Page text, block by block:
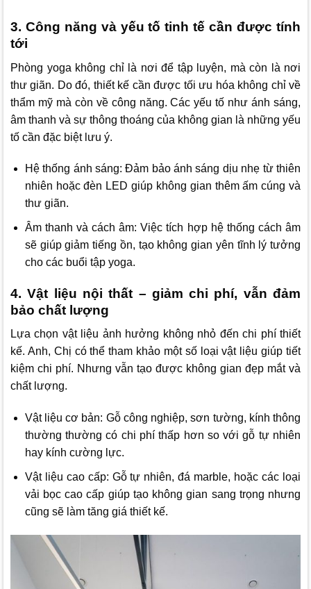
3. Công năng và yếu tố tinh tế cần được tính
tới
Phòng yoga không chỉ là nơi để tập luyện, mà còn là nơi
thư giãn. Do đó, thiết kế cần được tối ưu hóa không chỉ về
thẩm mỹ mà còn về công năng. Các yếu tố như ánh sáng,
âm thanh và sự thông thoáng của không gian là những yếu
tố cần đặc biệt lưu ý.
Hệ thống ánh sáng: Đảm bảo ánh sáng dịu nhẹ từ thiên
nhiên hoặc đèn LED giúp không gian thêm ấm cúng và
thư giãn.
Âm thanh và cách âm: Việc tích hợp hệ thống cách âm
sẽ giúp giảm tiếng ồn, tạo không gian yên tĩnh lý tưởng
cho các buổi tập yoga.
4. Vật liệu nội thất – giảm chi phí, vẫn đảm
bảo chất lượng
Lựa chọn vật liệu ảnh hưởng không nhỏ đến chi phí thiết
kế. Anh, Chị có thể tham khảo một số loại vật liệu giúp tiết
kiệm chi phí. Nhưng vẫn tạo được không gian đẹp mắt và
chất lượng.
Vật liệu cơ bản: Gỗ công nghiệp, sơn tường, kính thông
thường thường có chi phí thấp hơn so với gỗ tự nhiên
hay kính cường lực.
Vật liệu cao cấp: Gỗ tự nhiên, đá marble, hoặc các loại
vải bọc cao cấp giúp tạo không gian sang trọng nhưng
cũng sẽ làm tăng giá thiết kế.